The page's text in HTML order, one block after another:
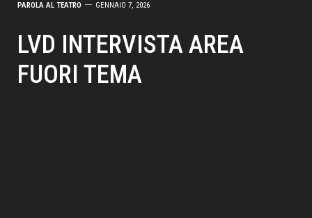
PAROLA AL TEATRO GENNAIO 7, 2026
LVD INTERVISTA AREA
FUORI TEMA